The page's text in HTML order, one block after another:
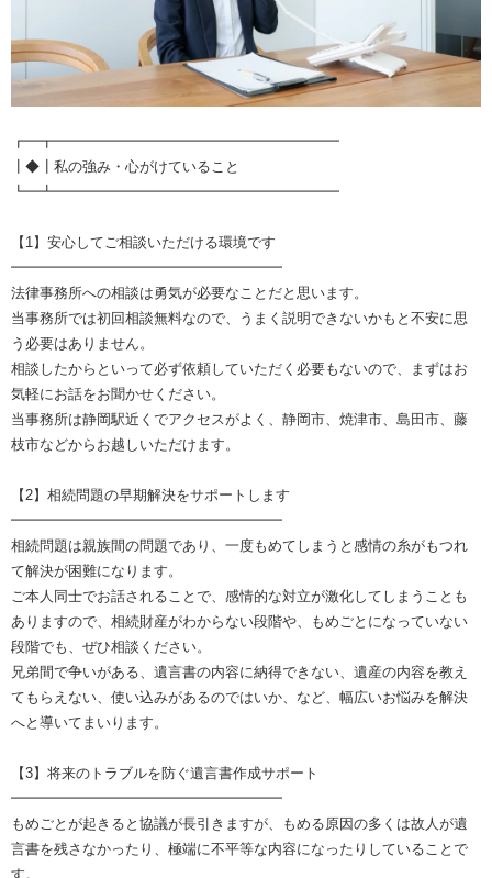
┏━┳━━━━━━━━━━━━━━━━━━━━
┃◆┃私の強み・心がけていること
┗━┻━━━━━━━━━━━━━━━━━━━━
【1】安心してご相談いただける環境です
━━━━━━━━━━━━━━━━━━━
法律事務所への相談は勇気が必要なことだと思います。
当事務所では初回相談無料なので、うまく説明できないかもと不安に思
う必要はありません。
相談したからといって必ず依頼していただく必要もないので、まずはお
気軽にお話をお聞かせください。
当事務所は静岡駅近くでアクセスがよく、静岡市、焼津市、島田市、藤
枝市などからお越しいただけます。
【2】相続問題の早期解決をサポートします
━━━━━━━━━━━━━━━━━━━
相続問題は親族間の問題であり、一度もめてしまうと感情の糸がもつれ
て解決が困難になります。
ご本人同士でお話されることで、感情的な対立が激化してしまうことも
ありますので、相続財産がわからない段階や、もめごとになっていない
段階でも、ぜひ相談ください。
兄弟間で争いがある、遺言書の内容に納得できない、遺産の内容を教え
てもらえない、使い込みがあるのではいか、など、幅広いお悩みを解決
へと導いてまいります。
【3】将来のトラブルを防ぐ遺言書作成サポート
━━━━━━━━━━━━━━━━━━━
もめごとが起きると協議が長引きますが、もめる原因の多くは故人が遺
言書を残さなかったり、極端に不平等な内容になったりしていることで
す。